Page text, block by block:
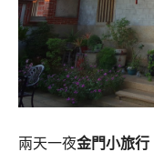
兩天一夜金門小旅行